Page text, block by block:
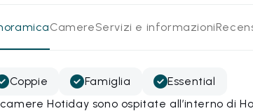
CamereServizi e informazioni
Coppie Famiglia
Essential
Hotiday sono ospitate all’interno di